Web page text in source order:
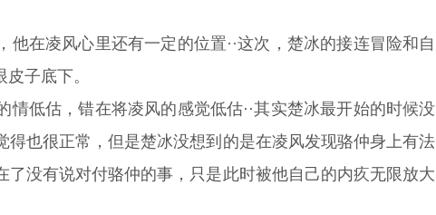
在凌风心里还有一定的位置··这次，楚冰的接连冒险和自
子底下。
低估，错在将凌风的感觉低估··其实楚冰最开始的时候没
也很正常，但是楚冰没想到的是在凌风发现骆仲身上有法
没有说对付骆仲的事，只是此时被他自己的内疚无限放大